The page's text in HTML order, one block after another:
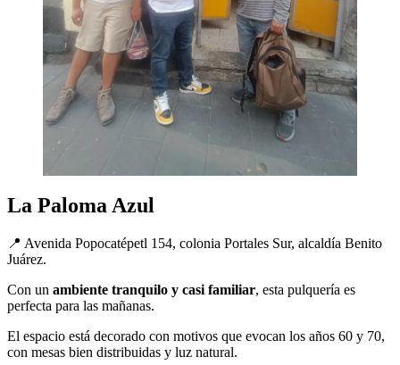
La Paloma Azul
📍 Avenida Popocatépetl 154, colonia Portales Sur, alcaldía Benito
Juárez.
Con un ambiente tranquilo y casi familiar, esta pulquería es
perfecta para las mañanas.
El espacio está decorado con motivos que evocan los años 60 y 70,
con mesas bien distribuidas y luz natural.